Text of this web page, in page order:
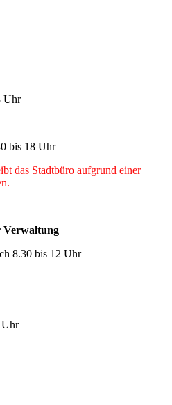
Uhr
bis 18 Uhr
das Stadtbüro aufgrund einer
Verwaltung
8.30 bis 12 Uhr
Uhr